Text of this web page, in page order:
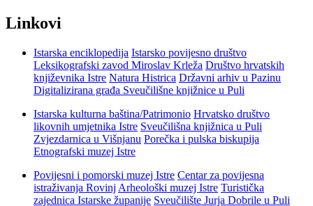
Linkovi
Istarska enciklopedija Istarsko povijesno društvo
Leksikografski zavod Miroslav Krleža Društvo hrvatskih
književnika Istre Natura Histrica Državni arhiv u Pazinu
Digitalizirana građa Sveučilišne knjižnice u Puli
Istarska kulturna baština/Patrimonio Hrvatsko društvo
likovnih umjetnika Istre Sveučilišna knjižnica u Puli
Zvjezdarnica u Višnjanu Porečka i pulska biskupija
Etnografski muzej Istre
Povijesni i pomorski muzej Istre Centar za povijesna
istraživanja Rovinj Arheološki muzej Istre Turistička
zajednica Istarske županije Sveučilište Jurja Dobrile u Puli